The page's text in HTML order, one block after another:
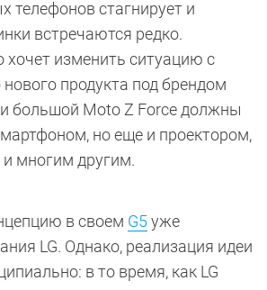
телефонов стагнирует и
встречаются редко.
хочет изменить ситуацию с
продукта под брендом
большой Moto Z Force должны
но еще и проектором,
и многим другим.
в своем G5уже
LG. Однако, реализация идеи
в то время, как LG